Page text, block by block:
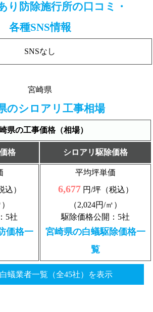
り防除施行所の口コミ・
各種SNS情報
SNSなし
宮崎県
のシロアリ工事相場
県の工事価格（相場）
格 シロアリ駆除価格
）
5社
価格一
平均坪単価
6,677円/坪（税込）
（2,024円/㎡）
駆除価格公開：5社
宮崎県の白蟻駆除価格一
覧
蟻業者一覧（全45社）を表示